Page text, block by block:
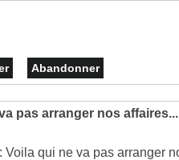
pas arranger nos affaires...
Voila qui ne va pas arranger